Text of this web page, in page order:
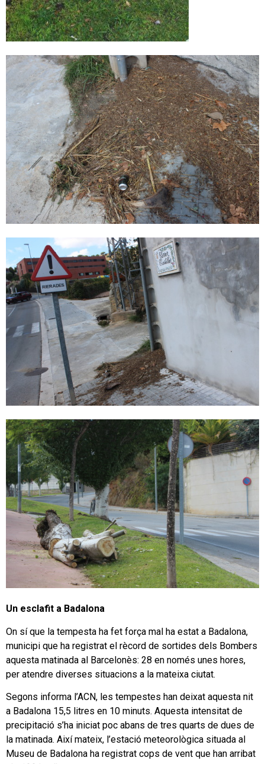
Un esclafit a Badalona
On sí que la tempesta ha fet força mal ha estat a Badalona,
municipi que ha registrat el rècord de sortides dels Bombers
aquesta matinada al Barcelonès: 28 en només unes hores,
per atendre diverses situacions a la mateixa ciutat.
Segons informa l’ACN, les tempestes han deixat aquesta nit
a Badalona 15,5 litres en 10 minuts. Aquesta intensitat de
precipitació s’ha iniciat poc abans de tres quarts de dues de
la matinada. Així mateix, l’estació meteorològica situada al
Museu de Badalona ha registrat cops de vent que han arribat